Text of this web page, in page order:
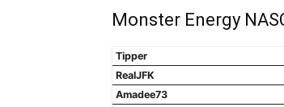
Monster Energy
Tipper
RealJFK
Amadee73